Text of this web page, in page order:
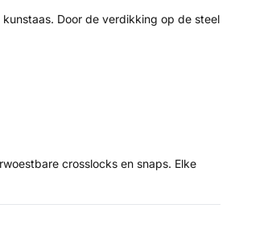
Door de verdikking op de steel
crosslocks en snaps. Elke